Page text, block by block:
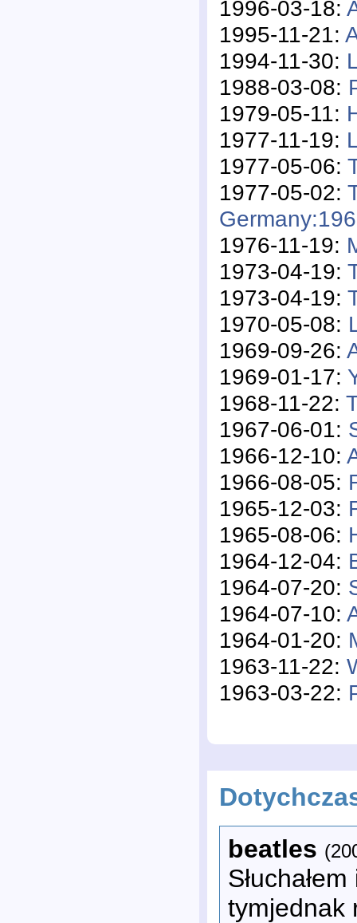
1996-03-18:
1995-11-21:
1994-11-30:
1988-03-08:
1979-05-11:
1977-11-19:
1977-05-06:
1977-05-02:
1976-11-19:
1973-04-19:
1973-04-19:
1970-05-08:
1969-09-26:
1969-01-17:
1968-11-22:
1967-06-01:
1966-12-10:
1966-08-05:
1965-12-03:
1965-08-06:
1964-12-04:
1964-07-20:
1964-07-10:
1964-01-20:
1963-11-22:
1963-03-22:
beatles
tymjednak